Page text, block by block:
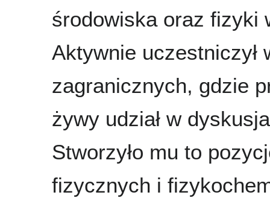
środowiska oraz fizyki
Aktywnie uczestniczył
zagranicznych, gdzie
żywy udział w
Stworzyło mu to
fizycznych i